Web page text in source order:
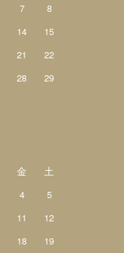
7
8
14
15
21
22
28
29
金 土
4
5
11
12
18
19